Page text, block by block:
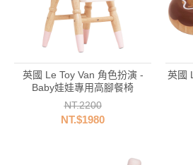
英國 Le Toy Van 角色扮演 -
Baby娃娃專用高腳餐椅
NT.2200
NT.$1980
英國